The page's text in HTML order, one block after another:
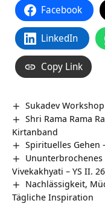
Facebook
LinkedIn
Copy Link
Sukadev
Shri Rama Rama
Kirtanband
Spirituelles Gehen
Vivekakhyati – YS II.
Nachlässigkeit,
Tägliche Inspiration